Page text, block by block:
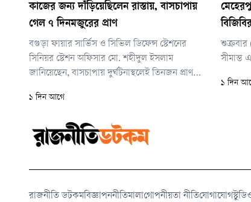
কাজের জন্য দাঁড়িয়েছিলেন রাস্তায়, বাসচাপায়
গেল ৭ দিনমজুরের প্রাণ
বগুড়া ফায়ার সার্ভিস ও সিভিল ডিফেন্স স্টেশনের
সিনিয়র স্টেশন অফিসার মো. শহীদুল ইসলাম
জানিয়েছেন, বাসচাপায় দুর্ঘটনাস্থলেই তিনজন প্রাণ
পরপরই তিনজনকে মৃত ঘোষণা করেন চিকিৎসকরা।
একজনের।
১ দিন আগে
সীমান্ত
১ দিন
রাজনীতি ডটকমবিজ্ঞাপননীতিমালাগোপনীয়তা নীতিযোগাযোগ